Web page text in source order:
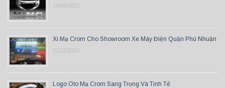
14/06/2021
Xi Mạ Crom Cho Showroom Xe Máy Điện Quận Phú Nhuận
23/11/2023
Logo Oto Mạ Crom Sang Trọng Và Tinh Tế